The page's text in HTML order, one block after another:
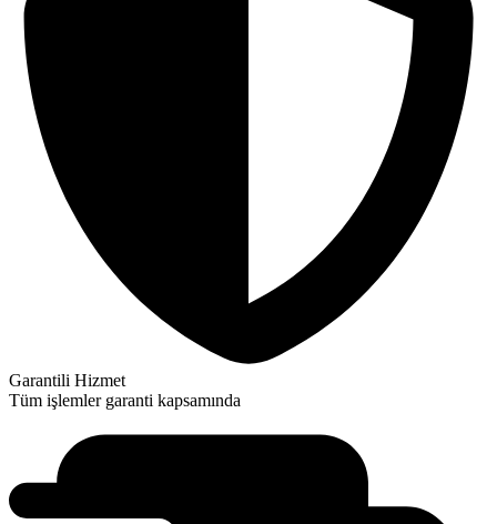
Garantili Hizmet
Tüm işlemler garanti kapsamında